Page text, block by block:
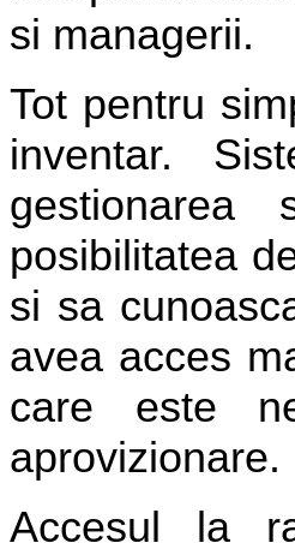
si managerii.
Tot pentru
inventar.
posibilitatea
si sa
avea acces
care este
aprovizionare.
Accesul la